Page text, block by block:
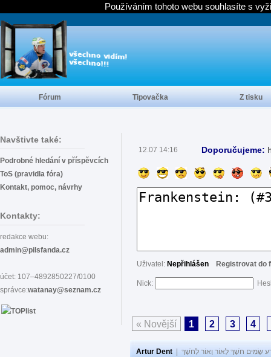
Navštivte také:
Podrobné hledání v příspěvcích
ToS (pravidla fóra)
Kontakt, pomoc, návrhy
Kontakty:
redakce webu:
admin@pilsfanda.cz
účet: 107–4892850227/0100
správce:watanay@seznam.cz
12.07 14:16 Doporučujeme:
Uživatel: Nepřihlášen Registrovat do
Nick:
« Novější 1 2 3 4
Artur Dent שָׂמִים חֹשֶׁךְ לְאוֹר וְאוֹר לְחֹשֶׁךְ
Fórum Tipovačka Z tisku
Používáním tohoto webu souhlasíte s